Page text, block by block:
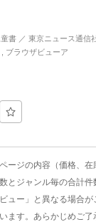
書 ／ 東京ニュース通信
ブラウザビューア
ジの内容（価格、
ジャンル毎の合計件
ー」と異なる場合が
す。あらかじめご